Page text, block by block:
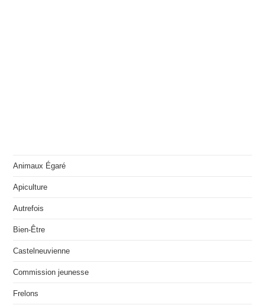
Animaux Égaré
Apiculture
Autrefois
Bien-Être
Castelneuvienne
Commission jeunesse
Frelons